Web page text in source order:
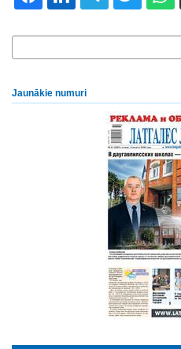
Jaunākie numuri